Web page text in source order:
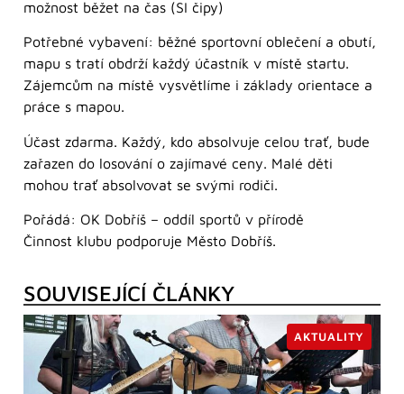
možnost běžet na čas (SI čipy)
Potřebné vybavení: běžné sportovní oblečení a obutí,
mapu s tratí obdrží každý účastník v místě startu.
Zájemcům na místě vysvětlíme i základy orientace a
práce s mapou.
Účast zdarma. Každý, kdo absolvuje celou trať, bude
zařazen do losování o zajímavé ceny. Malé děti
mohou trať absolvovat se svými rodiči.
Pořádá: OK Dobříš – oddíl sportů v přírodě
Činnost klubu podporuje Město Dobříš.
SOUVISEJÍCÍ ČLÁNKY
AKTUALITY